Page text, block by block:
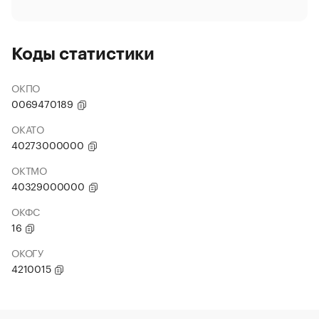
Коды статистики
ОКПО
0069470189
ОКАТО
40273000000
ОКТМО
40329000000
ОКФС
16
ОКОГУ
4210015